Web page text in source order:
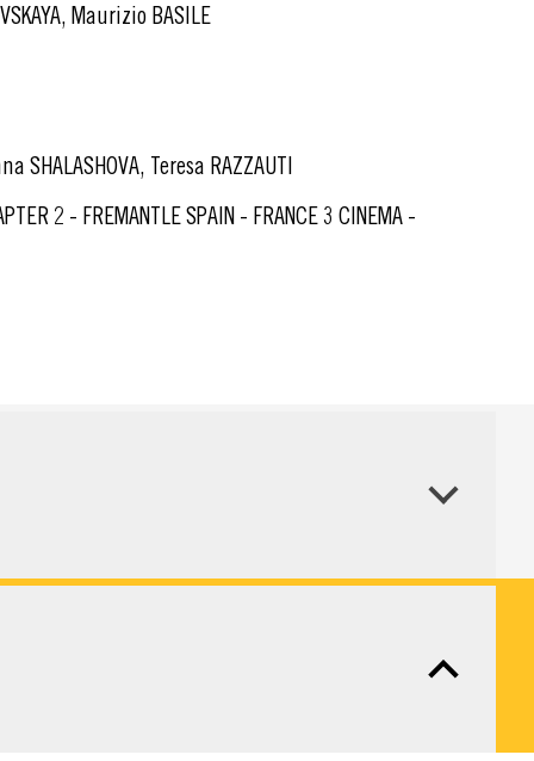
Maurizio BASILE
SHALASHOVA, Teresa RAZZAUTI